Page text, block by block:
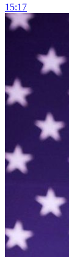
15:17